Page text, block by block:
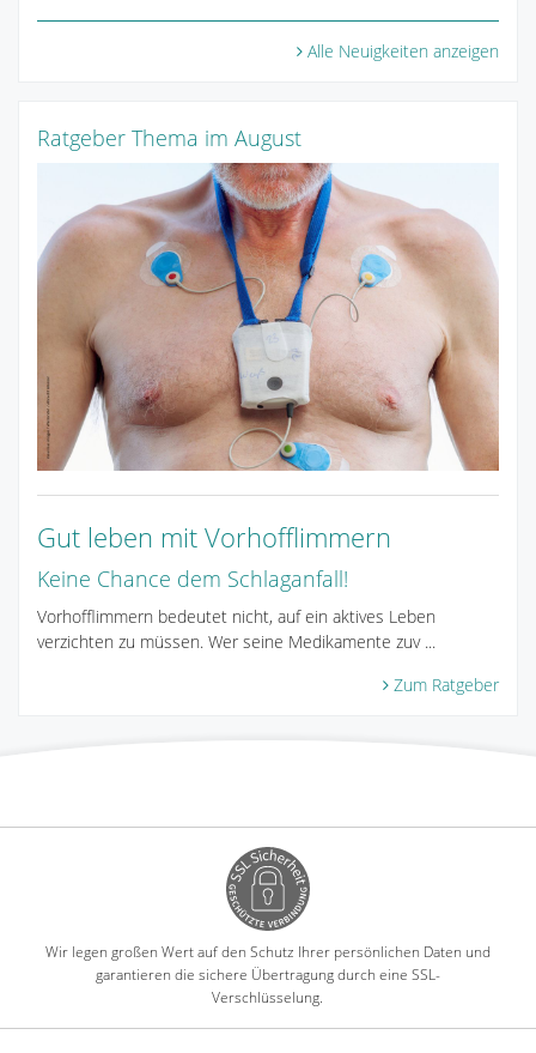
Alle Neuigkeiten anzeigen
Ratgeber Thema im August
Gut leben mit Vorhofflimmern
Keine Chance dem Schlaganfall!
Vorhofflimmern bedeutet nicht, auf ein aktives Leben
verzichten zu müssen. Wer seine Medikamente zuv ...
Zum Ratgeber
Wir legen großen Wert auf den Schutz Ihrer persönlichen Daten und
garantieren die sichere Übertragung durch eine SSL-
Verschlüsselung.